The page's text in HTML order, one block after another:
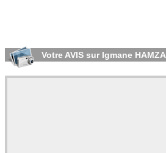
Votre AVIS sur Igmane HAMZA